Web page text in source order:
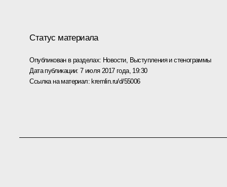
Статус материала
Опубликован в разделах: Новости, Выступления и стенограммы
Дата публикации:7 июля 2017 года, 19:30
Ссылка на материал: kremlin.ru/d/55006